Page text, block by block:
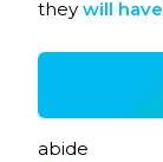
they will have
abide